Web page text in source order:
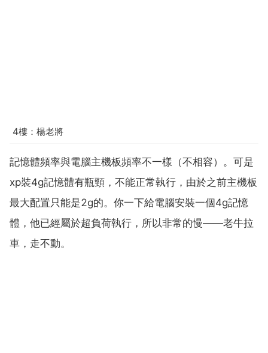
4樓：楊老將
記憶體頻率與電腦主機板頻率不一樣（不相容）。可是
xp裝4g記憶體有瓶頸，不能正常執行，由於之前主機板
最大配置只能是2g的。你一下給電腦安裝一個4g記憶
體，他已經屬於超負荷執行，所以非常的慢——老牛拉
車，走不動。